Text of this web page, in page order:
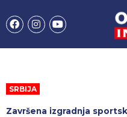
на
садржај
F
a
e
k
I
n
t
a
m
Y
o
t
SRBIJA
Završena izgradnja